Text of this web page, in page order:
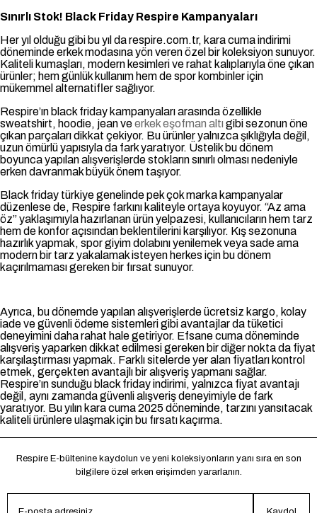
Sınırlı Stok! Black Friday Respire Kampanyaları
Her yıl olduğu gibi bu yıl da respire.com.tr, kara cuma indirimi
döneminde erkek modasına yön veren özel bir koleksiyon sunuyor.
Kaliteli kumaşları, modern kesimleri ve rahat kalıplarıyla öne çıkan
ürünler; hem günlük kullanım hem de spor kombinler için
mükemmel alternatifler sağlıyor.
Respire’ın black friday kampanyaları arasında özellikle
sweatshirt, hoodie, jean veerkek eşofman altı gibi sezonun öne
çıkan parçaları dikkat çekiyor. Bu ürünler yalnızca şıklığıyla değil,
uzun ömürlü yapısıyla da fark yaratıyor. Üstelik bu dönem
boyunca yapılan alışverişlerde stokların sınırlı olması nedeniyle
erken davranmak büyük önem taşıyor.
Black friday türkiye genelinde pek çok marka kampanyalar
düzenlese de, Respire farkını kaliteyle ortaya koyuyor. “Az ama
öz” yaklaşımıyla hazırlanan ürün yelpazesi, kullanıcıların hem tarz
hem de konfor açısından beklentilerini karşılıyor. Kış sezonuna
hazırlık yapmak, spor giyim dolabını yenilemek veya sade ama
modern bir tarz yakalamak isteyen herkes için bu dönem
kaçırılmaması gereken bir fırsat sunuyor.
Ayrıca, bu dönemde yapılan alışverişlerde ücretsiz kargo, kolay
iade ve güvenli ödeme sistemleri gibi avantajlar da tüketici
deneyimini daha rahat hale getiriyor. Efsane cuma döneminde
alışveriş yaparken dikkat edilmesi gereken bir diğer nokta da fiyat
karşılaştırması yapmak. Farklı sitelerde yer alan fiyatları kontrol
etmek, gerçekten avantajlı bir alışveriş yapmanı sağlar.
Respire’ın sunduğu black friday indirimi, yalnızca fiyat avantajı
değil, aynı zamanda güvenli alışveriş deneyimiyle de fark
yaratıyor. Bu yılın kara cuma 2025 döneminde, tarzını yansıtacak
kaliteli ürünlere ulaşmak için bu fırsatı kaçırma.
Respire E-bültenine kaydolun ve yeni koleksiyonların yanı sıra en son
bilgilere özel erken erişimden yararlanın.